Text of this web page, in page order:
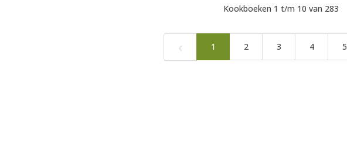
Kookboeken 1 t/m 10 van 283
‹ 1 2 3 4 5